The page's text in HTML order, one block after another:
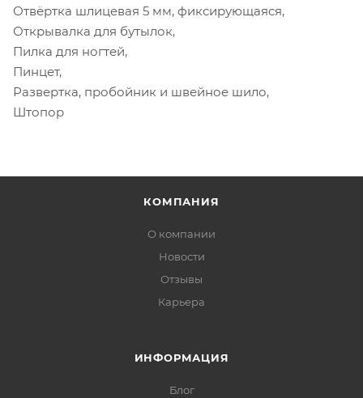
Отвёртка шлицевая 5 мм, фиксирующаяся,
Открывалка для бутылок,
Пилка для ногтей,
Пинцет,
Развертка, пробойник и швейное шило,
Штопор
КОМПАНИЯ
О компании
Новости
Отзывы
Карьера
ИНФОРМАЦИЯ
Блог